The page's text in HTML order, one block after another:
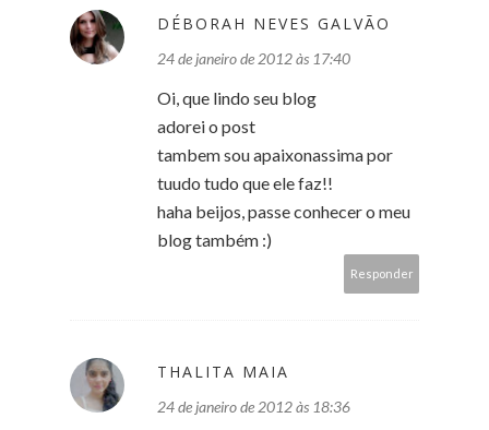
DÉBORAH NEVES GALVÃO
24 de janeiro de 2012 às 17:40
Oi, que lindo seu blog
adorei o post
tambem sou apaixonassima por
tuudo tudo que ele faz!!
haha beijos, passe conhecer o meu
blog também :)
Responder
THALITA MAIA
24 de janeiro de 2012 às 18:36